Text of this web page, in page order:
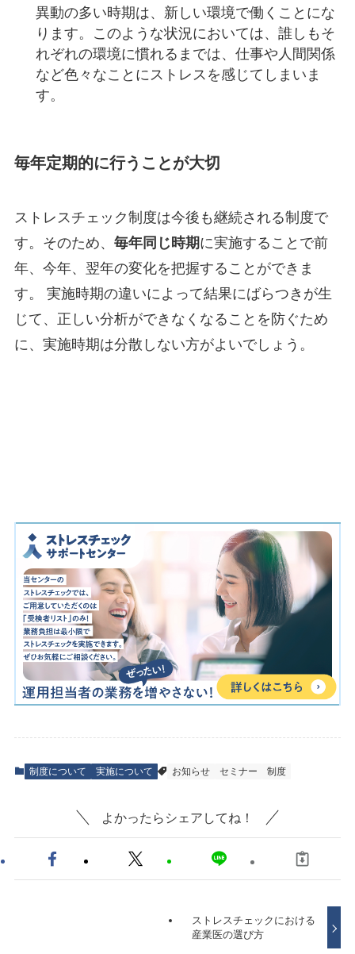
異動の多い時期は、新しい環境で働くことにな
ります。このような状況においては、誰しもそ
れぞれの環境に慣れるまでは、仕事や人間関係
など色々なことにストレスを感じてしまいま
す。
毎年定期的に行うことが大切
ストレスチェック制度は今後も継続される制度で
す。そのため、 毎年同じ時期に実施することで前
年、今年、翌年の変化を把握することができま
す。 実施時期の違いによって結果にばらつきが生
じて、正しい分析ができなくなることを防ぐため
に、実施時期は分散しない方がよいでしょう。
制度について 実施について お知らせ セミナー 制度
よかったらシェアしてね！
ストレスチェックにおける
産業医の選び方